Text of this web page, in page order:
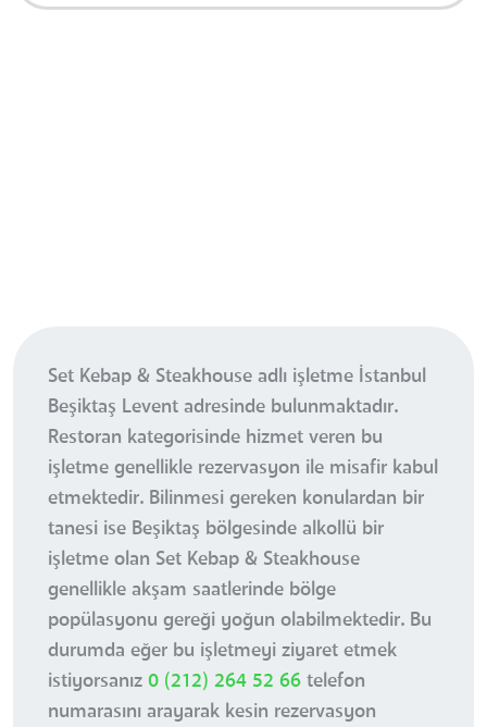
Set Kebap & Steakhouse adlı işletme İstanbul
Beşiktaş Levent adresinde bulunmaktadır.
Restoran kategorisinde hizmet veren bu
işletme genellikle rezervasyon ile misafir kabul
etmektedir. Bilinmesi gereken konulardan bir
tanesi ise Beşiktaş bölgesinde alkollü bir
işletme olan Set Kebap & Steakhouse
genellikle akşam saatlerinde bölge
popülasyonu gereği yoğun olabilmektedir. Bu
durumda eğer bu işletmeyi ziyaret etmek
istiyorsanız 0 (212) 264 52 66 telefon
numarasını arayarak kesin rezervasyon